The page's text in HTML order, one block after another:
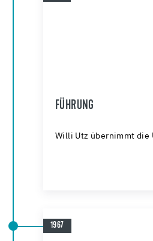
FÜHRUNG
Willi Utz übernimmt die
1967